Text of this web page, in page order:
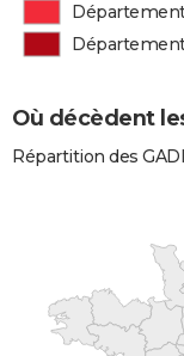
Où décèdent
Répartition des